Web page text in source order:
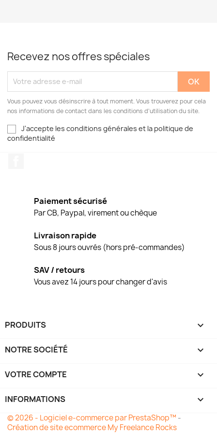
Recevez nos offres spéciales
Vous pouvez vous désinscrire à tout moment. Vous trouverez pour cela
nos informations de contact dans les conditions d'utilisation du site.
J'accepte les conditions générales et la politique de
confidentialité
Paiement sécurisé
Par CB, Paypal, virement ou chèque
Livraison rapide
Sous 8 jours ouvrés (hors pré-commandes)
SAV / retours
Vous avez 14 jours pour changer d'avis
PRODUITS 
NOTRE SOCIÉTÉ 
VOTRE COMPTE 
INFORMATIONS keyboard_arrow_down
© 2026 - Logiciel e-commerce par PrestaShop™ -
Création de site ecommerce My Freelance Rocks